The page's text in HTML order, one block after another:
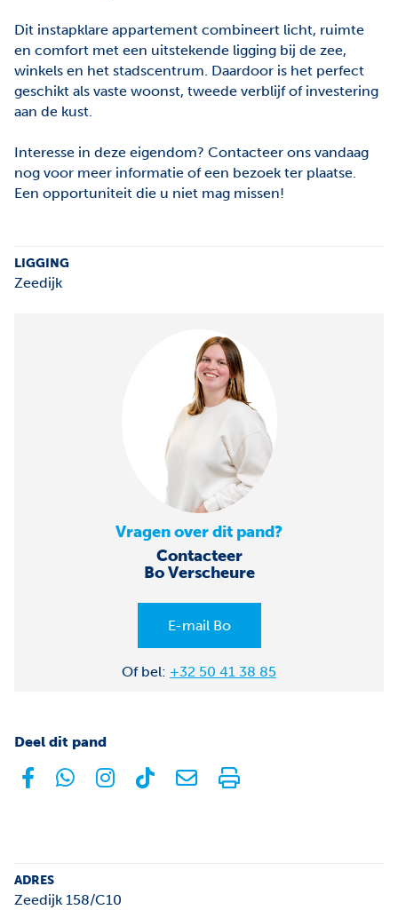
Dit instapklare appartement combineert licht, ruimte
en comfort met een uitstekende ligging bij de zee,
winkels en het stadscentrum. Daardoor is het perfect
geschikt als vaste woonst, tweede verblijf of investering
aan de kust.
Interesse in deze eigendom? Contacteer ons vandaag
nog voor meer informatie of een bezoek ter plaatse.
Een opportuniteit die u niet mag missen!
LIGGING
Zeedijk
Vragen over dit pand?
Contacteer
Bo Verscheure
E-mail Bo
Of bel: +32 50 41 38 85
Deel dit pand
facebook
whatsapp
instagram
tiktok
E-mail
Print
ADRES
Zeedijk 158/C10